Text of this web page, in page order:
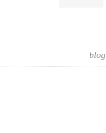
blog